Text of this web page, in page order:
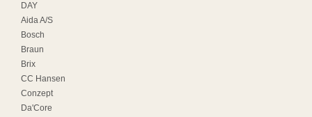
DAY
Aida A/S
Bosch
Braun
Brix
CC Hansen
Conzept
Da'Core